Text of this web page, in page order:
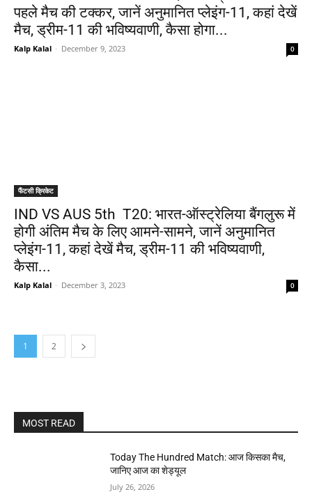
पहले मैच की टक्कर, जानें अनुमानित प्लेइंग-11, कहां देखें
मैच, ड्रीम-11 की भविष्यवाणी, कैसा होगा...
Kalp Kalal - December 9, 2023 0
फैंटसी क्रिकेट
IND VS AUS 5th T20: भारत-ऑस्ट्रेलिया बैंगलुरू में
होगी अंतिम मैच के लिए आमने-सामने, जानें अनुमानित
प्लेइंग-11, कहां देखें मैच, ड्रीम-11 की भविष्यवाणी,
कैसा...
Kalp Kalal - December 3, 2023 0
1 2
MOST READ
Today The Hundred Match: आज किसका मैच,
जानिए आज का शेड्यूल
July 26, 2026